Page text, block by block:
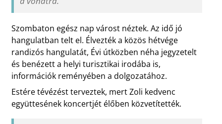
Szombaton egész nap várost néztek. Az idő jó
hangulatban telt el. Élvezték a közös hétvége
randizós hangulatát, Évi útközben néha jegyzetelt
és benézett a helyi turisztikai irodába is,
információk reményében a dolgozatához.
Estére tévézést terveztek, mert Zoli kedvenc
együttesének koncertjét élőben közvetítették.